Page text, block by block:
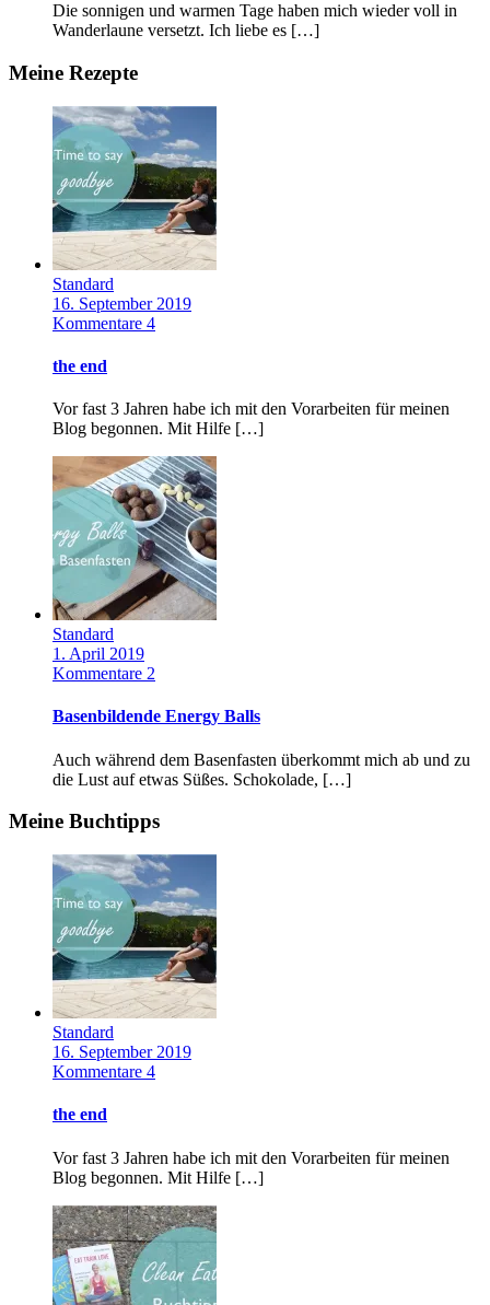
Die sonnigen und warmen Tage haben mich wieder voll in
Wanderlaune versetzt. Ich liebe es […]
Meine Rezepte
Standard
16. September 2019
Kommentare 4
the end
Vor fast 3 Jahren habe ich mit den Vorarbeiten für meinen
Blog begonnen. Mit Hilfe […]
Standard
1. April 2019
Kommentare 2
Basenbildende Energy Balls
Auch während dem Basenfasten überkommt mich ab und zu
die Lust auf etwas Süßes. Schokolade, […]
Meine Buchtipps
Standard
16. September 2019
Kommentare 4
the end
Vor fast 3 Jahren habe ich mit den Vorarbeiten für meinen
Blog begonnen. Mit Hilfe […]